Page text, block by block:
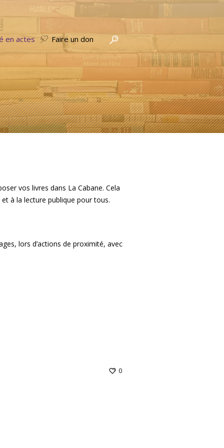
en actes Faire un don
vos livres dans La Cabane. Cela
à la lecture publique pour tous.
lors d’actions de proximité, avec
0